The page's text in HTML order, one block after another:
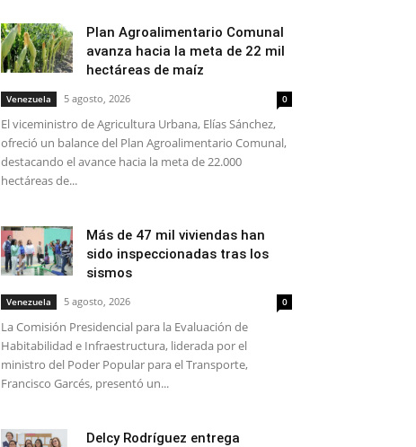
Plan Agroalimentario Comunal
avanza hacia la meta de 22 mil
hectáreas de maíz
Venezuela 5 agosto, 2026 0
El viceministro de Agricultura Urbana, Elías Sánchez,
ofreció un balance del Plan Agroalimentario Comunal,
destacando el avance hacia la meta de 22.000
hectáreas de...
Más de 47 mil viviendas han
sido inspeccionadas tras los
sismos
Venezuela 5 agosto, 2026 0
La Comisión Presidencial para la Evaluación de
Habitabilidad e Infraestructura, liderada por el
ministro del Poder Popular para el Transporte,
Francisco Garcés, presentó un...
Delcy Rodríguez entrega